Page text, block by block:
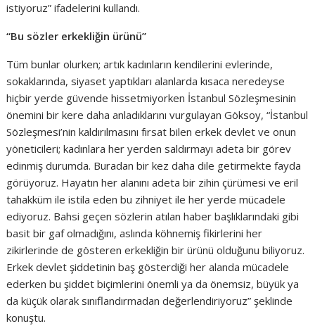
istiyoruz” ifadelerini kullandı.
“Bu sözler erkekliğin ürünü”
Tüm bunlar olurken; artık kadınların kendilerini evlerinde,
sokaklarında, siyaset yaptıkları alanlarda kısaca neredeyse
hiçbir yerde güvende hissetmiyorken İstanbul Sözleşmesinin
önemini bir kere daha anladıklarını vurgulayan Göksoy, “İstanbul
Sözleşmesi’nin kaldırılmasını fırsat bilen erkek devlet ve onun
yöneticileri; kadınlara her yerden saldırmayı adeta bir görev
edinmiş durumda. Buradan bir kez daha dile getirmekte fayda
görüyoruz. Hayatın her alanını adeta bir zihin çürümesi ve eril
tahakküm ile istila eden bu zihniyet ile her yerde mücadele
ediyoruz. Bahsi geçen sözlerin atılan haber başlıklarındaki gibi
basit bir gaf olmadığını, aslında köhnemiş fikirlerini her
zikirlerinde de gösteren erkekliğin bir ürünü olduğunu biliyoruz.
Erkek devlet şiddetinin baş gösterdiği her alanda mücadele
ederken bu şiddet biçimlerini önemli ya da önemsiz, büyük ya
da küçük olarak sınıflandırmadan değerlendiriyoruz” şeklinde
konuştu.